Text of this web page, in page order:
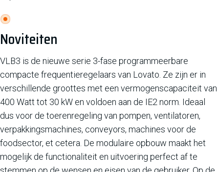
Noviteiten
VLB3 is de nieuwe serie 3-fase programmeerbare
compacte frequentieregelaars van Lovato. Ze zijn er in
verschillende groottes met een vermogenscapaciteit van
400 Watt tot 30 kW en voldoen aan de IE2 norm. Ideaal
dus voor de toerenregeling van pompen, ventilatoren,
verpakkingsmachines, conveyors, machines voor de
foodsector, et cetera. De modulaire opbouw maakt het
mogelijk de functionaliteit en uitvoering perfect af te